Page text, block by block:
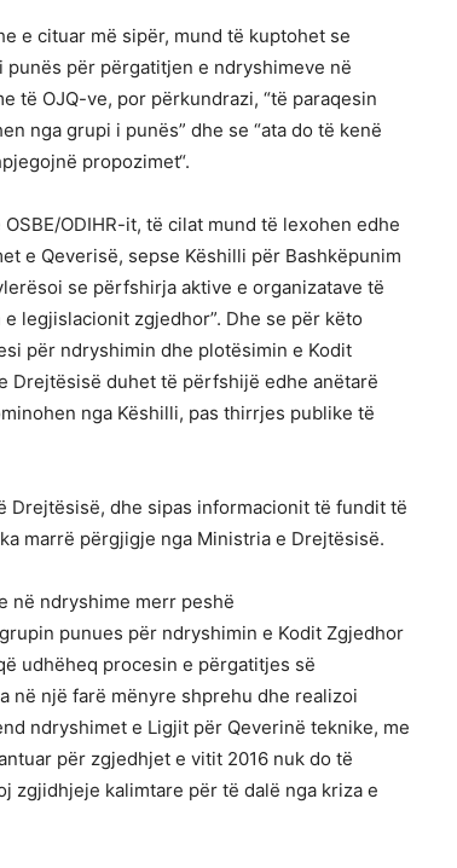
e cituar më sipër, mund të kuptohet se
për përgatitjen e ndryshimeve në
të OJQ-ve, por përkundrazi, “të paraqesin
nga grupi i punës” dhe se “ata do të kenë
propozimet“.
ODIHR-it, të cilat mund të lexohen edhe
e Qeverisë, sepse Këshilli për Bashkëpunim
se përfshirja aktive e organizatave të
legjislacionit zgjedhor”. Dhe se për këto
për ndryshimin dhe plotësimin e Kodit
Drejtësisë duhet të përfshijë edhe anëtarë
nga Këshilli, pas thirrjes publike të
dhe sipas informacionit të fundit të
marrë përgjigje nga Ministria e Drejtësisë.
në ndryshime merr peshë
punues për ndryshimin e Kodit Zgjedhor
udhëheq procesin e përgatitjes së
në një farë mënyre shprehu dhe realizoi
ndryshimet e Ligjit për Qeverinë teknike, me
për zgjedhjet e vitit 2016 nuk do të
zgjidhjeje kalimtare për të dalë nga kriza e